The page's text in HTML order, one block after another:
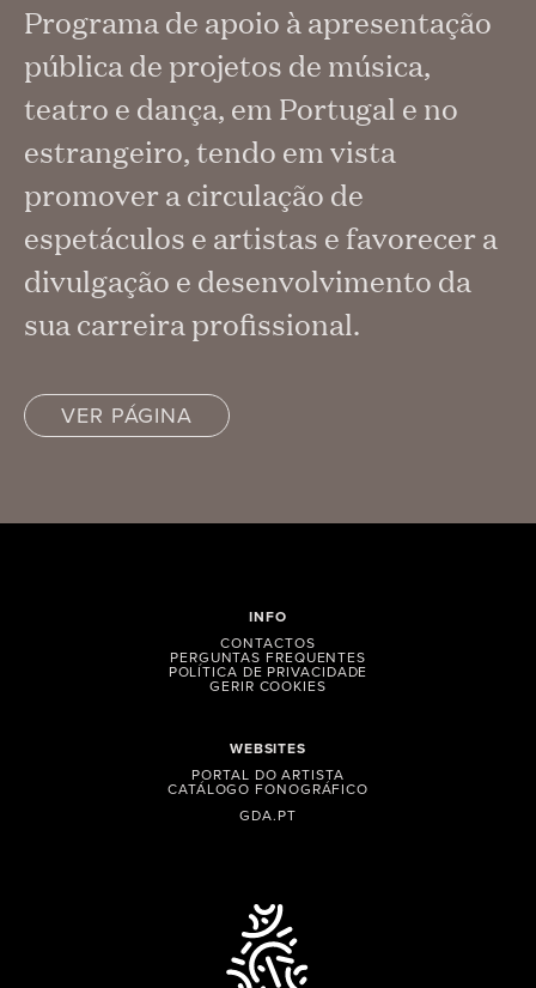
Programa de apoio à apresentação
pública de projetos de música,
teatro e dança, em Portugal e no
estrangeiro, tendo em vista
promover a circulação de
espetáculos e artistas e favorecer a
divulgação e desenvolvimento da
sua carreira profissional.
VER PÁGINA
WEBSITES
PORTAL DO ARTISTA
CATÁLOGO FONOGRÁFICO
GDA.PT
INFO
CONTACTOS
PERGUNTAS FREQUENTES
POLÍTICA DE PRIVACIDADE
GERIR COOKIES